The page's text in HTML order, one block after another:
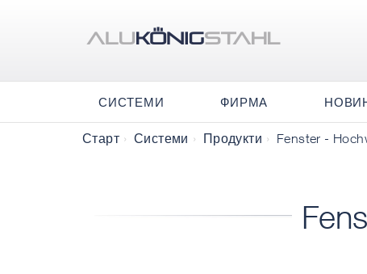
СИСТЕМИ ФИРМА
Старт Системи Продукти Fenster -